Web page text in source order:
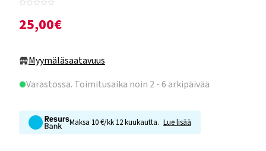
25,00€
Myymäläsaatavuus
Varastossa. Toimitusaika noin 2 - 6 arkipäivää
Maksa 10 €/kk 12 kuukautta. Lue lisää